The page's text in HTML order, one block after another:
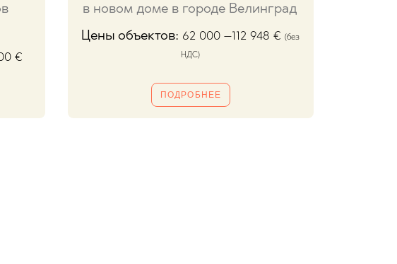
€
в новом доме в городе Велинград
Цены объектов: 62 000 –112 948€ (без
НДС)
ПОДРОБНЕЕ